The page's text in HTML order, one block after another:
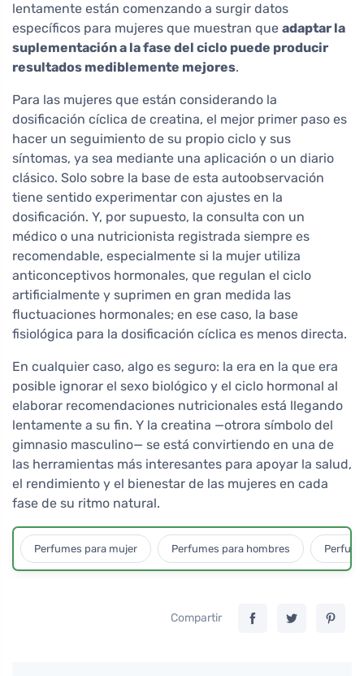
lentamente están comenzando a surgir datos
específicos para mujeres que muestran que adaptar la
suplementación a la fase del ciclo puede producir
resultados mediblemente mejores.
Para las mujeres que están considerando la
dosificación cíclica de creatina, el mejor primer paso es
hacer un seguimiento de su propio ciclo y sus
síntomas, ya sea mediante una aplicación o un diario
clásico. Solo sobre la base de esta autoobservación
tiene sentido experimentar con ajustes en la
dosificación. Y, por supuesto, la consulta con un
médico o una nutricionista registrada siempre es
recomendable, especialmente si la mujer utiliza
anticonceptivos hormonales, que regulan el ciclo
artificialmente y suprimen en gran medida las
fluctuaciones hormonales; en ese caso, la base
fisiológica para la dosificación cíclica es menos directa.
En cualquier caso, algo es seguro: la era en la que era
posible ignorar el sexo biológico y el ciclo hormonal al
elaborar recomendaciones nutricionales está llegando
lentamente a su fin. Y la creatina —otrora símbolo del
gimnasio masculino— se está convirtiendo en una de
las herramientas más interesantes para apoyar la salud,
el rendimiento y el bienestar de las mujeres en cada
fase de su ritmo natural.
Perfumes para mujer Perfumes para hombres
Compartir